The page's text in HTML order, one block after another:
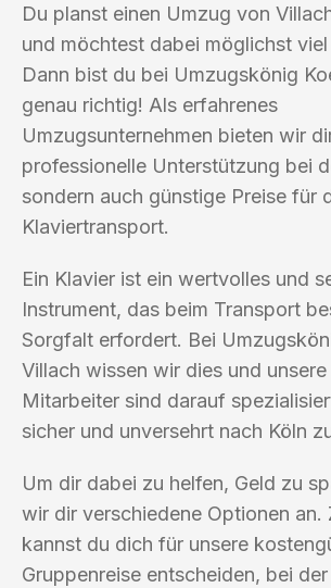
Du planst einen Umzug von
und möchtest dabei möglichst viel
Dann bist du bei Umzugskönig
genau richtig! Als erfahrenes
Umzugsunternehmen bieten wir
professionelle Unterstützung bei
sondern auch günstige Preise für
Klaviertransport.
Ein Klavier ist ein wertvolles und
Instrument, das beim Transport
Sorgfalt erfordert. Bei
Villach wissen wir dies und
Mitarbeiter sind darauf
sicher und unversehrt nach Köln
Um dir dabei zu helfen, Geld zu
wir dir verschiedene Optionen an.
kannst du dich für unsere
Gruppenreise entscheiden, bei